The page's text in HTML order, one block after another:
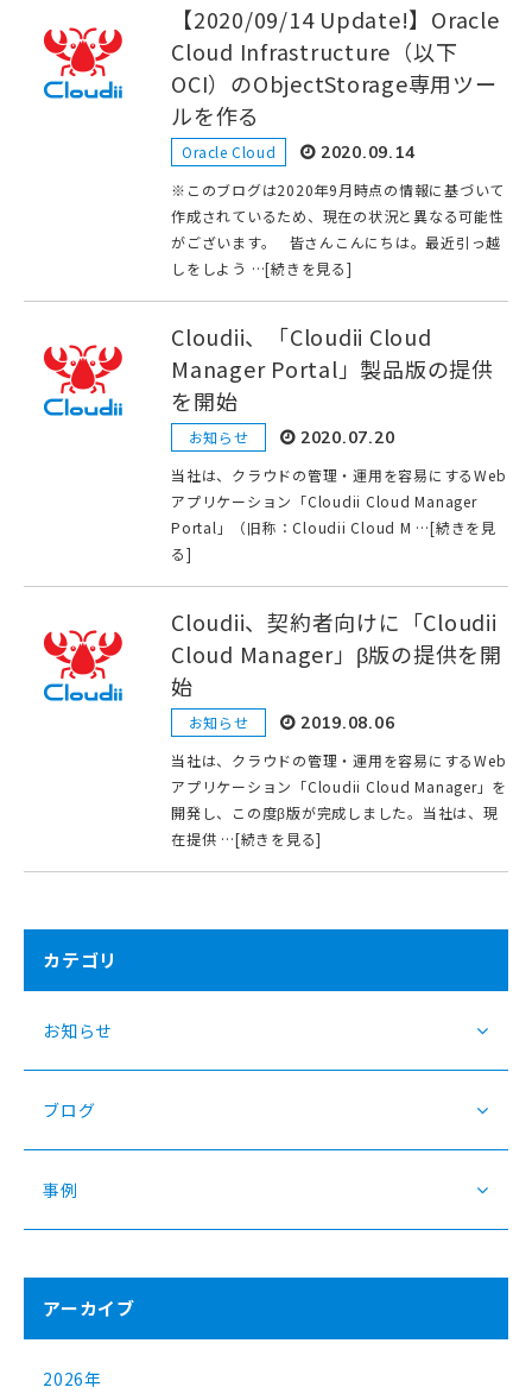
【2020/09/14 Update!】Oracle
Cloud Infrastructure（以下
OCI）のObjectStorage専用ツー
ルを作る
Oracle Cloud 2020.09.14
※このブログは2020年9月時点の情報に基づいて
作成されているため、現在の状況と異なる可能性
がございます。 皆さんこんにちは。最近引っ越
しをしよう …[続きを見る]
Cloudii、「Cloudii Cloud
Manager Portal」製品版の提供
を開始
お知らせ 2020.07.20
当社は、クラウドの管理・運用を容易にするWeb
アプリケーション「Cloudii Cloud Manager
Portal」（旧称：Cloudii Cloud M …[続きを見
る]
Cloudii、契約者向けに「Cloudii
Cloud Manager」β版の提供を開
始
お知らせ 2019.08.06
当社は、クラウドの管理・運用を容易にするWeb
アプリケーション「Cloudii Cloud Manager」を
開発し、この度β版が完成しました。当社は、現
在提供 …[続きを見る]
カテゴリ
お知らせ
ブログ
事例
アーカイブ
2026年